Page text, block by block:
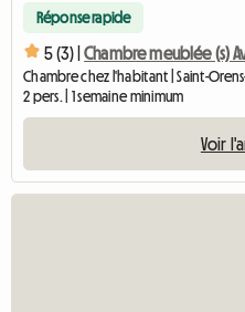
Réponse rapide
5 (3) | Chambre meublée (s)
Chambre chez l'habitant | Saint-
2 pers. | 1 semaine minimum
Voir